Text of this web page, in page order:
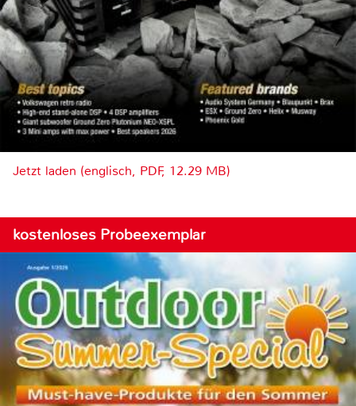
Jetzt laden (englisch, PDF, 12.29 MB)
kostenloses Probeexemplar